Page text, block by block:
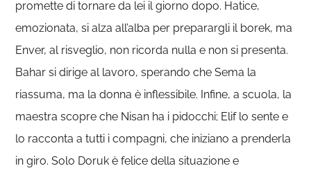
promette di tornare da lei il giorno dopo. Hatice,
emozionata, si alza all’alba per preparargli il borek, ma
Enver, al risveglio, non ricorda nulla e non si presenta.
Bahar si dirige al lavoro, sperando che Sema la
riassuma, ma la donna è inflessibile. Infine, a scuola, la
maestra scopre che Nisan ha i pidocchi; Elif lo sente e
lo racconta a tutti i compagni, che iniziano a prenderla
in giro. Solo Doruk è felice della situazione e